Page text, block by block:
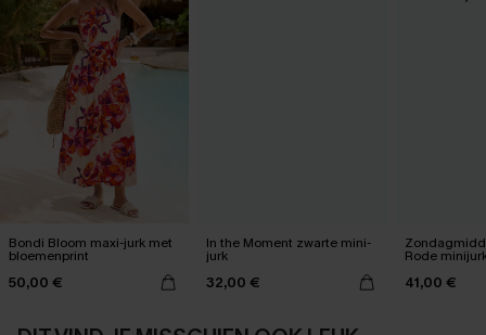
Bondi Bloom maxi-jurk met
bloemenprint
50,00 €
In the Moment zwarte mini-
jurk
32,00 €
Rode
41,00 €